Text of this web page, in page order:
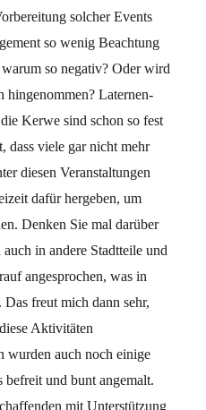
solcher Events
so wenig Beachtung
so negativ? Oder wird
hingenommen? Laternen-
Kerwe sind schon so fest
dass viele gar nicht mehr
diesen Veranstaltungen
dafür hergeben, um
Denken Sie mal darüber
in andere Stadtteile und
angesprochen, was in
freut mich dann sehr,
Aktivitäten
wurden auch noch einige
befreit und bunt angemalt.
mit Unterstützung